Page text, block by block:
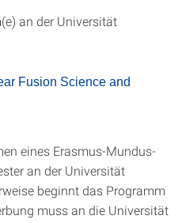
an der Universität
Fusion Science and
eines Erasmus-Mundus-
an der Universität
beginnt das Programm
muss an die Universität